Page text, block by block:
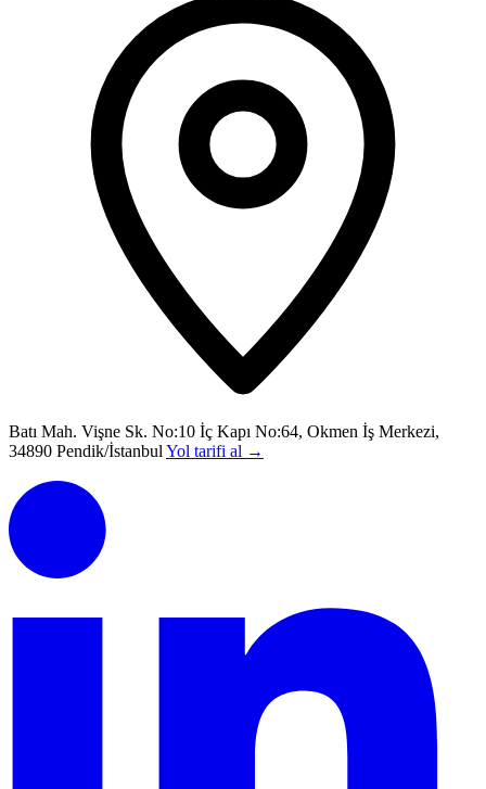
Batı Mah. Vişne Sk. No:10 İç Kapı No:64, Okmen İş Merkezi,
34890 Pendik/İstanbul Yol tarifi al →